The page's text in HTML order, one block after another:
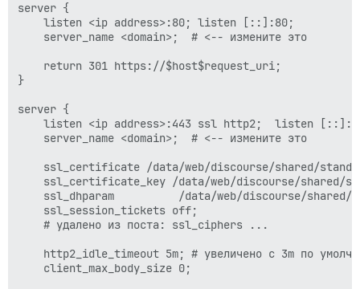
server {
    listen <ip address>:80; listen [::]:80;
    server_name <domain>;  # <-- измените это
    return 301 https://$host$request_uri;
}
server {
listen <ip address>:443 ssl http2;  listen
    server_name <domain>;  # <-- измените это
ssl_certificate /data/web/discourse/shared/
ssl_certificate_key /data/web/discourse/shared/
ssl_dhparam          /data/web/discourse/shared/
    ssl_session_tickets off;
    # удалено из поста: ssl_ciphers ...
http2_idle_timeout 5m; # увеличено с 3m по
    client_max_body_size 0;